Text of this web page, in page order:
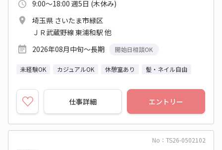
9:00～18:00 週5日 (木休み)
埼玉県 さいたま市緑区
ＪＲ武蔵野線 東浦和駅 他
2026年08月中旬～長期
開始日相談OK
未経験OK カジュアルOK 休憩室あり 髪・ネイル自由
仕事詳細 エントリー
No：TS26-0502102